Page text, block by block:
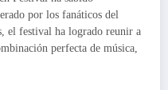
por los fanáticos del
el festival ha logrado reunir a
perfecta de música,